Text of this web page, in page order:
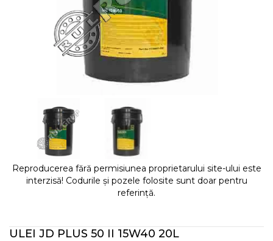
Reproducerea fără permisiunea proprietarului site-ului este
interzisă! Codurile și pozele folosite sunt doar pentru
referință.
ULEI JD PLUS 50 II 15W40 20L